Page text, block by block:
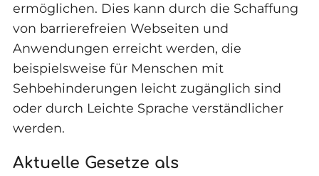
ermöglichen. Dies kann durch die Schaffung
von barrierefreien Webseiten und
Anwendungen erreicht werden, die
beispielsweise für Menschen mit
Sehbehinderungen leicht zugänglich sind
oder durch Leichte Sprache verständlicher
werden.
Aktuelle Gesetze als